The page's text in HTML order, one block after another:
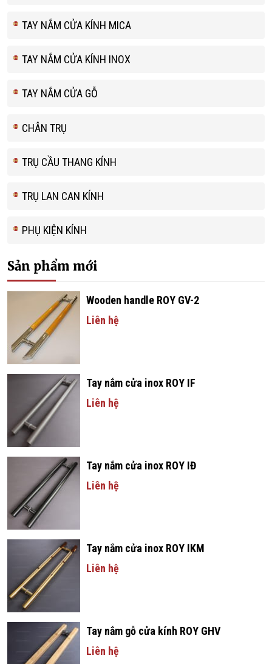
TAY NẮM CỬA KÍNH MICA
TAY NẮM CỬA KÍNH INOX
TAY NẮM CỬA GỖ
CHÂN TRỤ
TRỤ CẦU THANG KÍNH
TRỤ LAN CAN KÍNH
PHỤ KIỆN KÍNH
Sản phẩm mới
Wooden handle ROY GV-2
Liên hệ
Tay nắm cửa inox ROY IF
Liên hệ
Tay nắm cửa inox ROY IĐ
Liên hệ
Tay nắm cửa inox ROY IKM
Liên hệ
Tay nắm gỗ cửa kính ROY GHV
Liên hệ